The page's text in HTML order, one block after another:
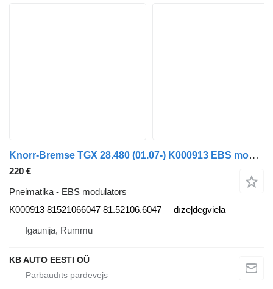
Knorr-Bremse TGX 28.480 (01.07-) K000913 EBS modulators paredzēts MAN TGL, TGM, TGS, TGX (2005-2021) kravas automašīnas
220 €
Pneimatika - EBS modulators
K000913 81521066047 81.52106.6047
dīzeļdegviela
Igaunija, Rummu
KB AUTO EESTI OÜ